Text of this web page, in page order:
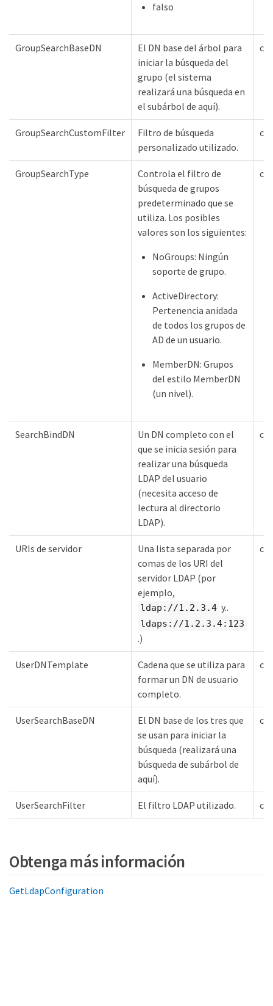
falso
GroupSearchBaseDN
El DN base del árbol para
iniciar la búsqueda del
grupo (el sistema
realizará una búsqueda en
el subárbol de aquí).
GroupSearchCustomFilter
Filtro de búsqueda
personalizado utilizado.
GroupSearchType
Controla el filtro de
búsqueda de grupos
predeterminado que se
utiliza. Los posibles
valores son los siguientes:
NoGroups: Ningún
soporte de grupo.
ActiveDirectory:
Pertenencia anidada
de todos los grupos de
AD de un usuario.
MemberDN: Grupos
del estilo MemberDN
(un nivel).
SearchBindDN
Un DN completo con el
que se inicia sesión para
realizar una búsqueda
LDAP del usuario
(necesita acceso de
lectura al directorio
LDAP).
URIs de servidor
Una lista separada por
comas de los URI del
servidor LDAP (por
ejemplo,
ldap://1.2.3.4 y..
ldaps://1.2.3.4:123
.)
UserDNTemplate
Cadena que se utiliza para
formar un DN de usuario
completo.
UserSearchBaseDN
El DN base de los tres que
se usan para iniciar la
búsqueda (realizará una
búsqueda de subárbol de
aquí).
UserSearchFilter El filtro LDAP utilizado.
Obtenga más información
GetLdapConfiguration